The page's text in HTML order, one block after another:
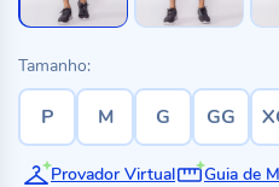
Tamanho:
P M G GG
Provador Virtual Guia de